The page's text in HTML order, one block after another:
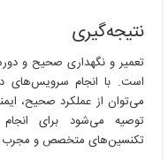
نتیجه‌گیری
تعمیر و نگهداری صحیح و
است. با انجام سرویس‌های
می‌توان از عملکرد صحیح،
توصیه می‌شود برای
تکنسین‌های متخصص و مجرب